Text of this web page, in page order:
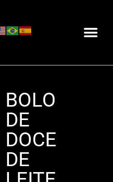
BOLO
DE
DOCE
DE